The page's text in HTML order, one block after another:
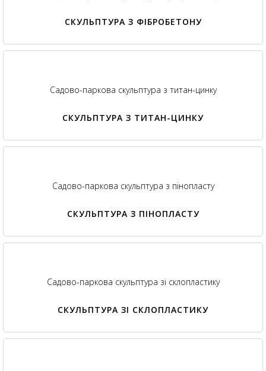
СКУЛЬПТУРА З ФІБРОБЕТОНУ
Садово-паркова скульптура з титан-цинку
СКУЛЬПТУРА З ТИТАН-ЦИНКУ
Садово-паркова скульптура з пінопласту
СКУЛЬПТУРА З ПІНОПЛАСТУ
Садово-паркова скульптура зі склопластику
СКУЛЬПТУРА ЗІ СКЛОПЛАСТИКУ